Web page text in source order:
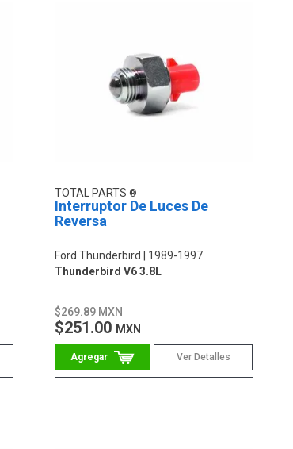
TOTAL PARTS
Interruptor De Luces De
Reversa
Ford Thunderbird
1989-1997
Thunderbird V6 3.8L
$269.89 MXN
$251.00 MXN
Ver Detalles